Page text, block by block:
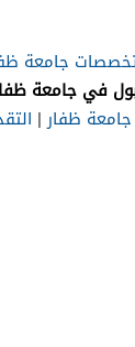
جامعة
في جامعة
ظفار|